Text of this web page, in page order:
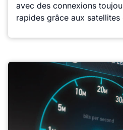
avec des connexions
rapides grâce aux